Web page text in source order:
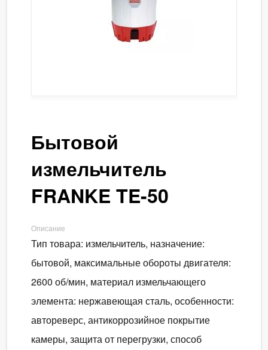
Бытовой
измельчитель
FRANKE TE-50
Описание
Тип товара: измельчитель, назначение:
бытовой, максимальные обороты двигателя:
2600 об/мин, материал измельчающего
элемента: нержавеющая сталь, особенности:
автореверс, антикоррозийное покрытие
камеры, защита от перегрузки, способ